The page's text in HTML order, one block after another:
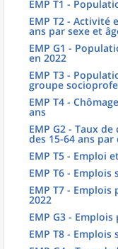
EMP T1 -
EMP T2 - Activité
ans par sexe et
EMP G1 -
en 2022
EMP T3 -
groupe
EMP T4 -
ans
EMP G2 - Taux
des 15-64 ans
EMP T5 - Emploi
EMP T6 -
EMP T7 -
2022
EMP G3 -
EMP T8 -